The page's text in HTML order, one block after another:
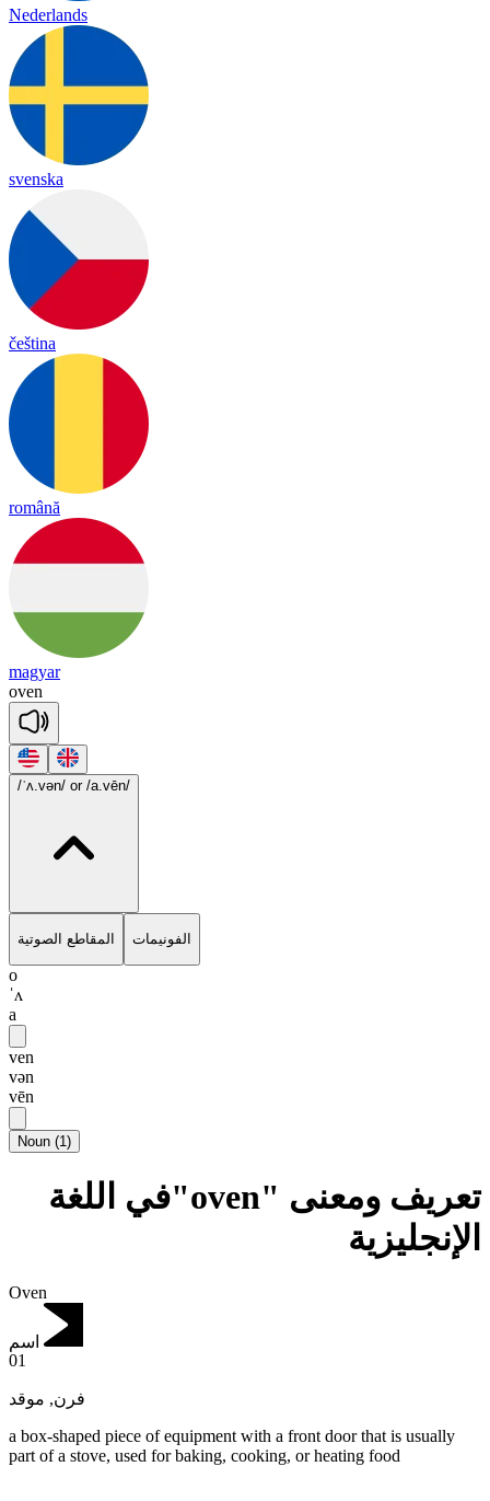
Nederlands
svenska
čeština
română
magyar
oven
/ˈʌ.vən/ or /a.vēn/
المقاطع الصوتية الفونيمات
o
ˈʌ
a
ven
vən
vēn
Noun (1)
تعريف ومعنى "oven"في اللغة
الإنجليزية
Oven
اسم
01
فرن, موقد
a box-shaped piece of equipment with a front door that is usually
part of a stove, used for baking, cooking, or heating food